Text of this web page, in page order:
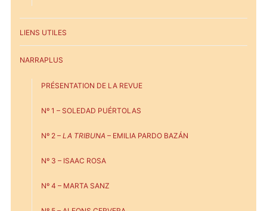
LIENS UTILES
NARRAPLUS
PRÉSENTATION DE LA REVUE
Nº 1 – SOLEDAD PUÉRTOLAS
Nº 2 – LA TRIBUNA– EMILIA PARDO BAZÁN
Nº 3 – ISAAC ROSA
Nº 4 – MARTA SANZ